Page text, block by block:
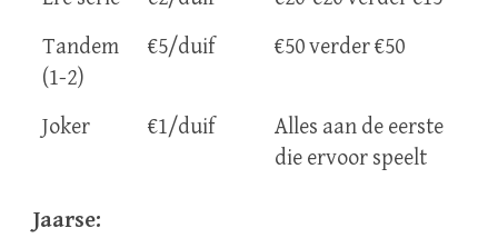
Tandem
(1-2)
€5/duif €50 verder €50
Joker €1/duif
Alles aan de eerste
die ervoor speelt
Jaarse: